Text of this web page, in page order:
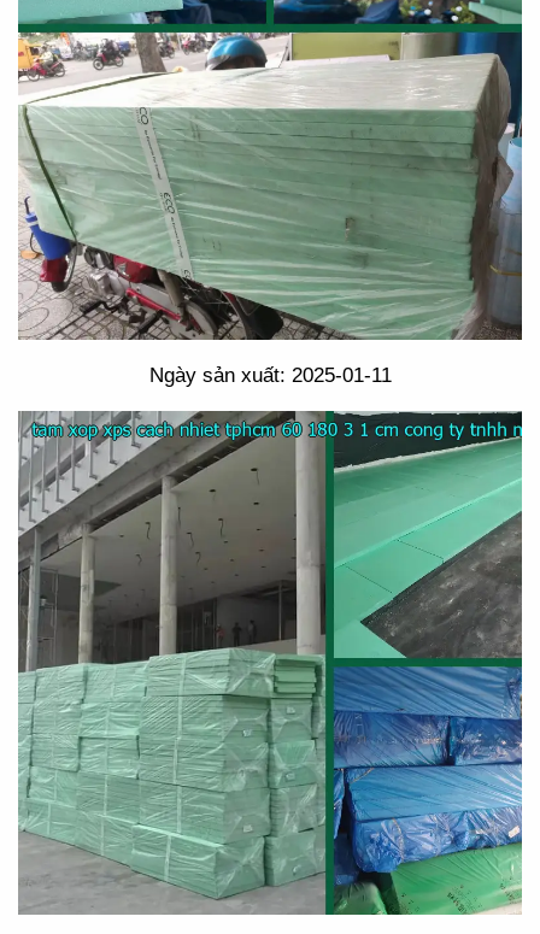
Ngày sản xuất: 2025-01-11